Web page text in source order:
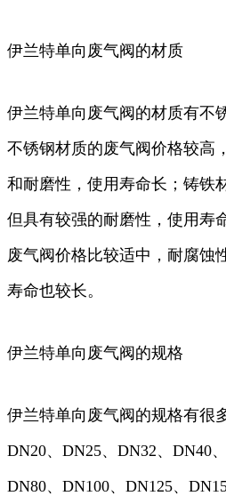
伊兰特单向废气阀的材质
伊兰特单向废气阀的材质有不
不锈钢材质的废气阀价格较高
和耐磨性，使用寿命长；铸铁
但具有较强的耐磨性，使用寿
废气阀价格比较适中，耐腐蚀
寿命也较长。
伊兰特单向废气阀的规格
伊兰特单向废气阀的规格有很
DN20、DN25、DN32、DN40
DN80、DN100、DN125、